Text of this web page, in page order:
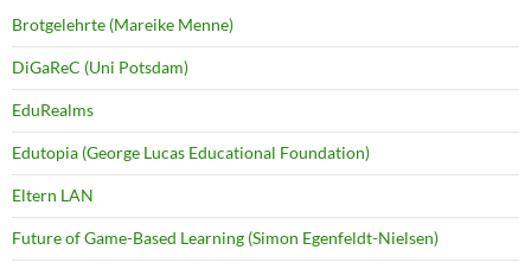
Brotgelehrte (Mareike Menne)
DiGaReC (Uni Potsdam)
EduRealms
Edutopia (George Lucas Educational Foundation)
Eltern LAN
Future of Game-Based Learning (Simon Egenfeldt-Nielsen)